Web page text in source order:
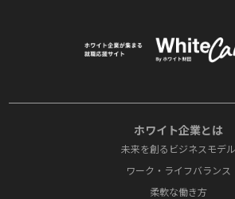
ホワイト企業とは
未来を創るビジネスモデル
ワーク・ライフバランス
柔軟な働き方